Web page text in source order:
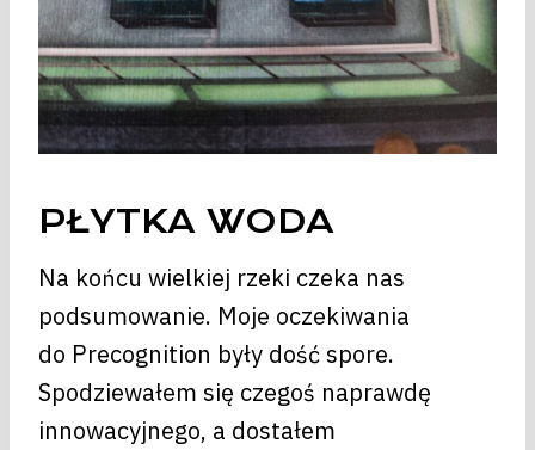
PŁYTKA WODA
Na końcu wielkiej rzeki czeka nas
podsumowanie. Moje oczekiwania
do Precognition były dość spore.
Spodziewałem się czegoś naprawdę
innowacyjnego, a dostałem